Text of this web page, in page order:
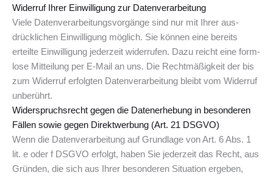
Wider­ruf Ihrer Ein­wil­li­gung zur Datenverarbeitung
Vie­le Daten­ver­ar­bei­tungs­vor­gän­ge sind nur mit Ihrer aus­
drück­li­chen Ein­wil­li­gung mög­lich. Sie kön­nen eine bereits
erteil­te Ein­wil­li­gung jeder­zeit wider­ru­fen. Dazu reicht eine form­
lo­se Mit­tei­lung per E-Mail an uns. Die Recht­mä­ßig­keit der bis
zum Wider­ruf erfolg­ten Daten­ver­ar­bei­tung bleibt vom Wider­ruf
unberührt.
Wider­spruchs­recht gegen die Daten­er­he­bung in beson­de­ren
Fäl­len sowie gegen Direkt­wer­bung (Art. 21 DSGVO)
Wenn die Datenverarbeitung auf Grundlage von Art. 6 Abs. 1
lit. e oder f DSGVO erfolgt, haben Sie jederzeit das Recht, aus
Gründen, die sich aus Ihrer besonderen Situation ergeben,